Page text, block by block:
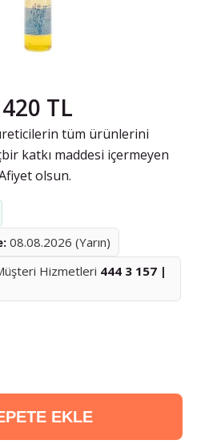
420 TL
tüm ürünlerini
katkı maddesi içermeyen
olsun.
08.08.2026 (Yarın)
Hizmetleri 444 3 157 |
EKLE